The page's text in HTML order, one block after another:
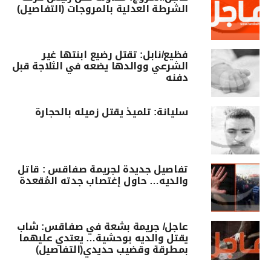
الشرطة العدلية بالمروجات (التفاصيل)
فظيع/نابل: تقتل رضيع ابنتها غير
الشرعي ووالدها يضعه في الثلاجة قبل
دفنه
سليانة: تلميذ يقتل زميله بالحجارة
تفاصيل جديدة لجريمة صفاقس : قاتل
والديه… حاول إغتصاب جدته المُقعدة
عاجل/ جريمة بشعة في صفاقس: شاب
يقتل والديه بوحشية… يعتدي عليهما
بمطرقة وقضيب حديدي(التفاصيل)